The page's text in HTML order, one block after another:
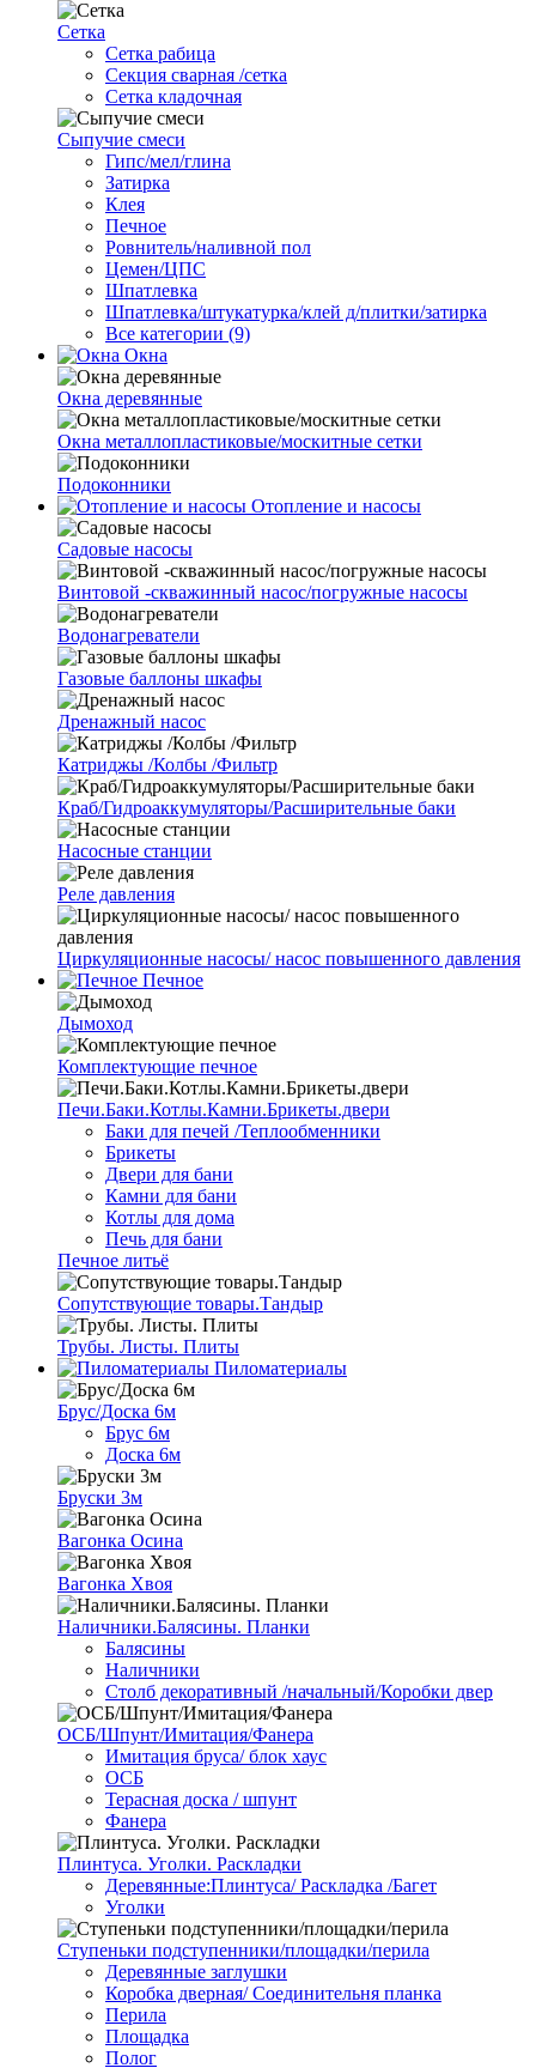
Сетка
Cетка рабица
Секция сварная /сетка
Сетка кладочная
Сыпучие смеси
Гипс/мел/глина
Затирка
Клея
Печное
Ровнитель/наливной пол
Цемен/ЦПС
Шпатлевка
Шпатлевка/штукатурка/клей д/плитки/затирка
Все категории (9)
Окна
Окна деревянные
Окна металлопластиковые/москитные сетки
Подоконники
Отопление и насосы
Cадовые насосы
Винтовой -скважинный насос/погружные насосы
Водонагреватели
Газовые баллоны шкафы
Дренажный насос
Катриджы /Колбы /Фильтр
Краб/Гидроаккумуляторы/Расширительные баки
Насосные станции
Реле давления
Циркуляционные насосы/ насос повышенного давления
Печное
Дымоход
Комплектующие печное
Печи.Баки.Котлы.Камни.Брикеты.двери
Баки для печей /Теплообменники
Брикеты
Двери для бани
Камни для бани
Котлы для дома
Печь для бани
Печное литьё
Сопутствующие товары.Тандыр
Трубы. Листы. Плиты
Пиломатериалы
Брус/Доска 6м
Брус 6м
Доска 6м
Бруски 3м
Вагонка Осина
Вагонка Хвоя
Наличники.Балясины. Планки
Балясины
Наличники
Столб декоративный /начальный/Коробки двер
ОСБ/Шпунт/Имитация/Фанера
Имитация бруса/ блок хаус
ОСБ
Терасная доска / шпунт
Фанера
Плинтуса. Уголки. Раскладки
Деревянные:Плинтуса/ Раскладка /Багет
Уголки
Ступеньки подступенники/площадки/перила
Деревянные заглушки
Коробка дверная/ Соединительня планка
Перила
Площадка
Полог